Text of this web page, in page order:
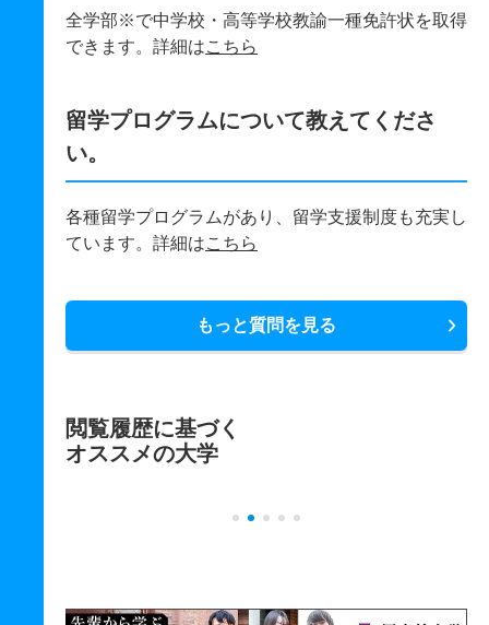
全学部※で中学校・高等学校教諭一種免許状を取得
できます。詳細はこちら
留学プログラムについて教えてくださ
い。
各種留学プログラムがあり、留学支援制度も充実し
ています。詳細はこちら
もっと質問を見る
閲覧履歴に基づく
オススメの大学